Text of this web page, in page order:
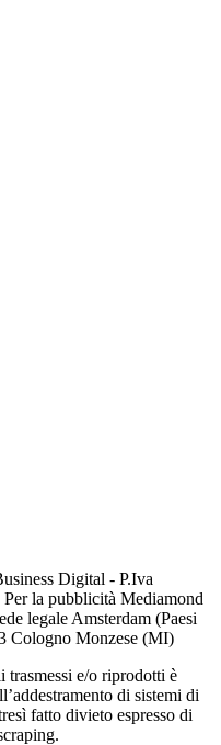
Digital - P.Iva
la pubblicità Mediamond
legale Amsterdam (Paesi
Cologno Monzese (MI)
trasmessi e/o riprodotti è
di sistemi di
fatto divieto espresso di